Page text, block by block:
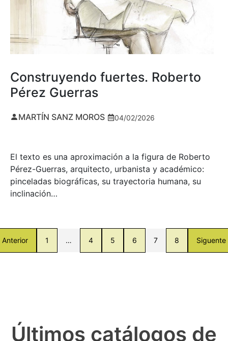
Construyendo fuertes. Roberto
Pérez Guerras
MARTÍN SANZ MOROS 04/02/2026
El texto es una aproximación a la figura de Roberto
Pérez-Guerras, arquitecto, urbanista y académico:
pinceladas biográficas, su trayectoria humana, su
inclinación…
Anterior 1 … 4 5 6 7 8 Siguente
Últimos catálogos de